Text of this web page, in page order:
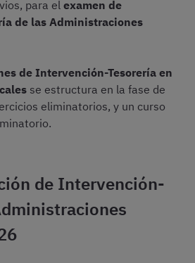
para el examen de
de las Administraciones
de Intervención-Tesorería en
se estructura en la fase de
eliminatorios, y un curso
de Intervención-